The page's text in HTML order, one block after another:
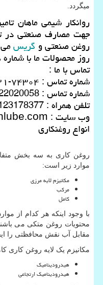
میگردد.
روانکار شیمی ماهان
جهت مصارف صنعتی در
روغن صنعتی و گریسمی
روز محصولات ما با
تماس با ما :
شماره تماس : ۷۴۳۰۴-۰۲۱
شماره تماس : 22020058-021
تلفن همراه : 09123178377
وب سایت :
انواع روغنکاری
روغن کاری به سه بخش
موارد زیر است:
مکانیزم لایه مرزی
مرکب
کامل
با وجود اینکه هر کدام از
محتویات روغن متکی می
مقابل آب نقش محافظتی را
مکانیزم یک لایه روغن کاری کامل بر 2 نوع زیر
هیدرودینامیک
هیدرودینامیک ارتجاعی